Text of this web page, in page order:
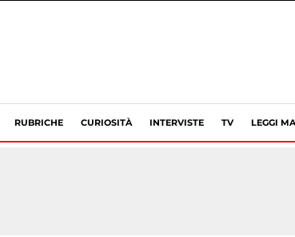
RUBRICHE CURIOSITÀ INTERVISTE TV LEGGI